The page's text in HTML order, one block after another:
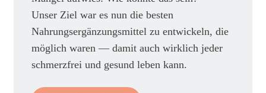
Unser Ziel war es nun die besten
Nahrungsergänzungsmittel zu entwickeln, die
möglich waren — damit auch wirklich jeder
schmerzfrei und gesund leben kann.